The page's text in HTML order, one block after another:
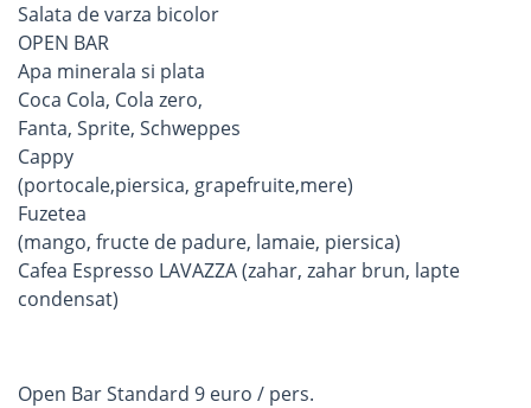
Salata de varza bicolor
OPEN BAR
Apa minerala si plata
Coca Cola, Cola zero,
Fanta, Sprite, Schweppes
Cappy
(portocale,piersica, grapefruite,mere)
Fuzetea
(mango, fructe de padure, lamaie, piersica)
Cafea Espresso LAVAZZA (zahar, zahar brun, lapte
condensat)
Open Bar Standard 9 euro / pers.